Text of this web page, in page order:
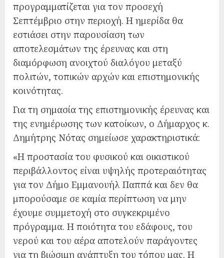
προγραμματίζεται για τον προσεχή
Σεπτέμβριο στην περιοχή. Η ημερίδα θα
εστιάσει στην παρουσίαση των
αποτελεσμάτων της έρευνας και στη
διαμόρφωση ανοιχτού διαλόγου μεταξύ
πολιτών, τοπικών αρχών και επιστημονικής
κοινότητας.
Για τη σημασία της επιστημονικής έρευνας και
της ενημέρωσης των κατοίκων, ο Δήμαρχος κ.
Δημήτρης Νότας σημείωσε χαρακτηριστικά:
«Η προστασία του φυσικού και οικιστικού
περιβάλλοντος είναι υψηλής προτεραιότητας
για τον Δήμο Εμμανουήλ Παππά και δεν θα
μπορούσαμε σε καμία περίπτωση να μην
έχουμε συμμετοχή στο συγκεκριμένο
πρόγραμμα. Η ποιότητα του εδάφους, του
νερού και του αέρα αποτελούν παράγοντες
για τη βιώσιμη ανάπτυξη του τόπου μας. Η